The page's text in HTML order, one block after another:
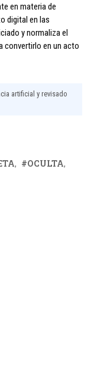
en materia de
digital en las
y normaliza el
convertirlo en un acto
artificial y revisado
OCULTA